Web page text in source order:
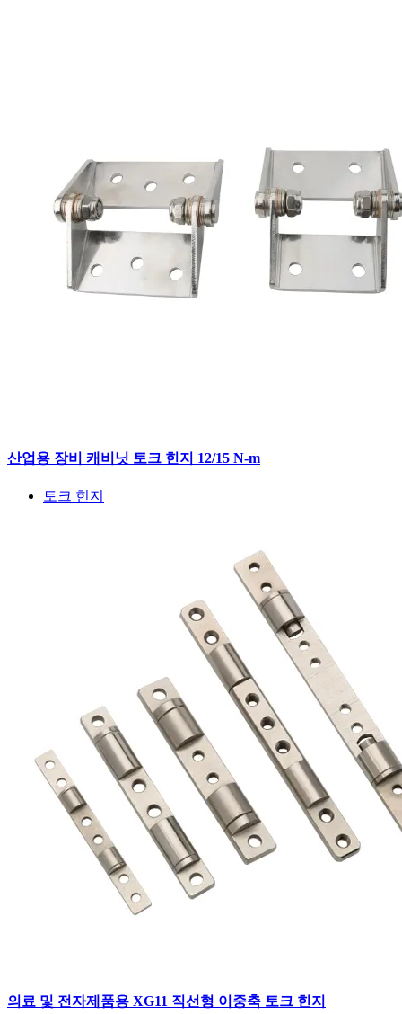
산업용 장비 캐비닛 토크 힌지 12/15 N-m
토크 힌지
의료 및 전자제품용 XG11 직선형 이중축 토크 힌지